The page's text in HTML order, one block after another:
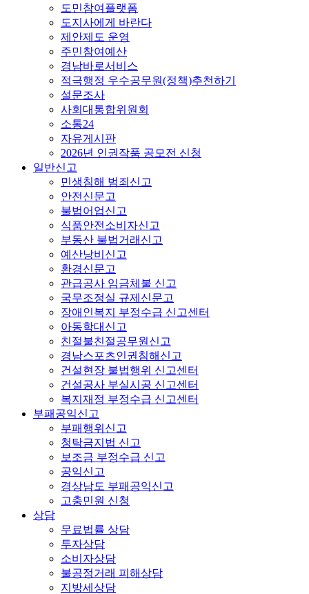
도민참여플랫폼
도지사에게 바란다
제안제도 운영
주민참여예산
경남바로서비스
적극행정 우수공무원(정책)추천하기
설문조사
사회대통합위원회
소통24
자유게시판
2026년 인권작품 공모전 신청
일반신고
민생침해 범죄신고
안전신문고
불법어업신고
식품안전소비자신고
부동산 불법거래신고
예산낭비신고
환경신문고
관급공사 임금체불 신고
국무조정실 규제신문고
장애인복지 부정수급 신고센터
아동학대신고
친절불친절공무원신고
경남스포츠인권침해신고
건설현장 불법행위 신고센터
건설공사 부실시공 신고센터
복지재정 부정수급 신고센터
부패공익신고
부패행위신고
청탁금지법 신고
보조금 부정수급 신고
공익신고
경상남도 부패공익신고
고충민원 신청
상담
무료법률 상담
투자상담
소비자상담
불공정거래 피해상담
지방세상담